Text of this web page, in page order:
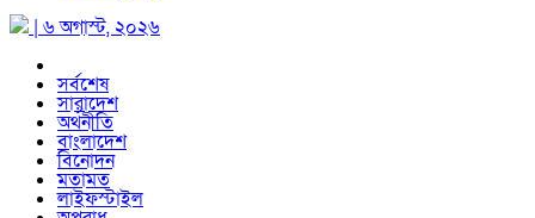
| ৬ অগাস্ট, ২০২৬
সর্বশেষ
সারাদেশ
অর্থনীতি
বাংলাদেশ
বিনোদন
মতামত
লাইফস্টাইল